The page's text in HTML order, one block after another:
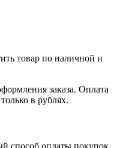
товар по наличной и
заказа. Оплата
в рублях.